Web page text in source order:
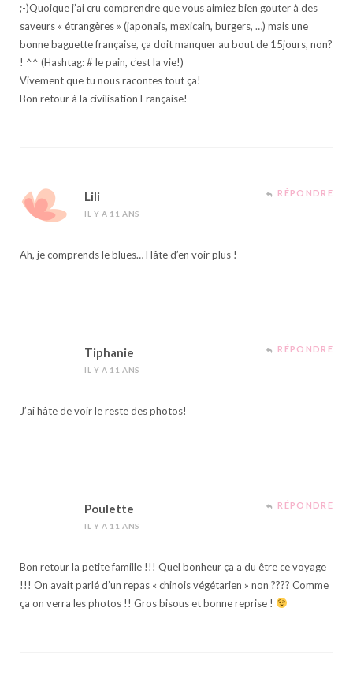
;-)Quoique j’ai cru comprendre que vous aimiez bien gouter à des
saveurs « étrangères » (japonais, mexicain, burgers, …) mais une
bonne baguette française, ça doit manquer au bout de 15jours, non?
! ^^ (Hashtag: # le pain, c’est la vie!)
Vivement que tu nous racontes tout ça!
Bon retour à la civilisation Française!
Lili
IL Y A 11 ANS
RÉPONDRE
Ah, je comprends le blues… Hâte d’en voir plus !
Tiphanie
IL Y A 11 ANS
RÉPONDRE
J’ai hâte de voir le reste des photos!
Poulette
IL Y A 11 ANS
RÉPONDRE
Bon retour la petite famille !!! Quel bonheur ça a du être ce voyage
!!! On avait parlé d’un repas « chinois végétarien » non ???? Comme
ça on verra les photos !! Gros bisous et bonne reprise !